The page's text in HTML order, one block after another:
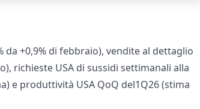
+0,9% di febbraio), vendite al dettaglio
richieste USA di sussidi settimanali alla
e produttività USA QoQ del1Q26 (stima